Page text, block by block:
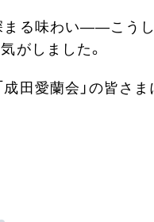
まる味わい――こう
がしました。
田愛蘭会」の皆さま